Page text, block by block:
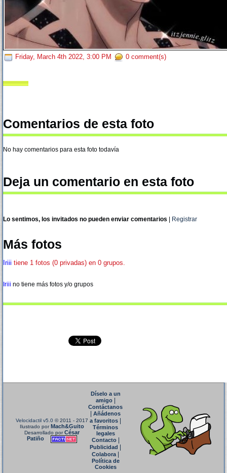
Friday, March 4th 2022, 3:00 PM 0 comment(s)
Comentarios de esta foto
No hay comentarios para esta foto todavía
Deja un comentario en esta foto
Lo sentimos, los invitados no pueden enviar comentarios Registrar
Más fotos
Iriii tiene 1 fotos (0 privadas) en 0 grupos.
Iriii no tiene más fotos y/o grupos
Velocidactil v5.0 © 2011 - 2017
Ilustrado porMach&Guito
Desarrollado porCésar
Patiño
Díselo a un
amigo|
Contáctanos
Añádenos
a favoritos
Términos
legales
Contacto|
Publicidad
Colabora|
Política de
Cookies